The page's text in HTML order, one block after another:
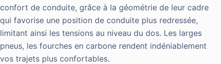
confort de conduite, grâce à la géométrie de leur cadre
qui favorise une position de conduite plus redressée,
limitant ainsi les tensions au niveau du dos. Les larges
pneus, les fourches en carbone rendent indéniablement
vos trajets plus confortables.